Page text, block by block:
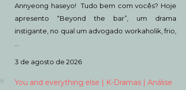
Annyeong haseyo! Tudo bem com vocês? Hoje
apresento “Beyond the bar”, um drama
instigante, no qual um advogado workaholik, frio,
3 de agosto de 2026
You and everything else | K-Dramas | Análise